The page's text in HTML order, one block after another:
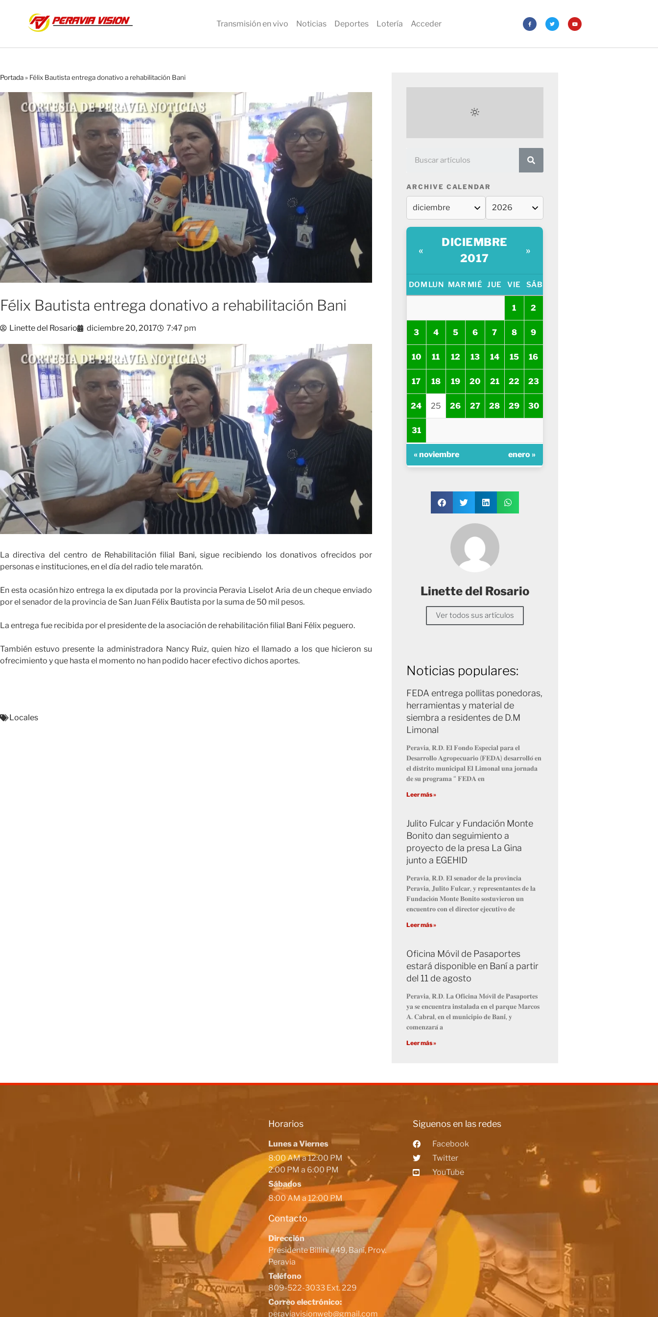
Transmisión en vivo Noticias Deportes Lotería Acceder
Portada» Félix Bautista entrega donativo a rehabilitación Bani
Félix Bautista entrega donativo a rehabilitación Bani
Linette del Rosario diciembre 20, 2017 7:47 pm
La directiva del centro de Rehabilitación filial Bani, sigue recibiendo los donativos ofrecidos por
personas e instituciones, en el día del radio tele maratón.
En esta ocasión hizo entrega la ex diputada por la provincia Peravia Liselot Aria de un cheque enviado
por el senador de la provincia de San Juan Félix Bautista por la suma de 50 mil pesos.
La entrega fue recibida por el presidente de la asociación de rehabilitación filial Bani Félix peguero.
También estuvo presente la administradora Nancy Ruiz, quien hizo el llamado a los que hicieron su
ofrecimiento y que hasta el momento no han podido hacer efectivo dichos aportes.
Locales
ARCHIVE CALENDAR
«
DICIEMBRE
2017
»
DOM LUN MAR MIÉ JUE VIE SÁB
1 2
3 4 5 6 7 8 9
10 11 12 13 14 15 16
17 18 19 20 21 22 23
24 25 26 27 28 29 30
31
« noviembre enero »
Linette del Rosario
Ver todos sus artículos
Noticias populares:
FEDA entrega pollitas ponedoras,
herramientas y material de
siembra a residentes de D.M
Limonal
𝐏𝐞𝐫𝐚𝐯𝐢𝐚, 𝐑.𝐃. 𝐄𝐥 𝐅𝐨𝐧𝐝𝐨 𝐄𝐬𝐩𝐞𝐜𝐢𝐚𝐥 𝐩𝐚𝐫𝐚 𝐞𝐥
𝐃𝐞𝐬𝐚𝐫𝐫𝐨𝐥𝐥𝐨 𝐀𝐠𝐫𝐨𝐩𝐞𝐜𝐮𝐚𝐫𝐢𝐨 (𝐅𝐄𝐃𝐀) 𝐝𝐞𝐬𝐚𝐫𝐫𝐨𝐥𝐥𝐨́ 𝐞𝐧
𝐞𝐥 𝐝𝐢𝐬𝐭𝐫𝐢𝐭𝐨 𝐦𝐮𝐧𝐢𝐜𝐢𝐩𝐚𝐥 𝐄𝐥 𝐋𝐢𝐦𝐨𝐧𝐚𝐥 𝐮𝐧𝐚 𝐣𝐨𝐫𝐧𝐚𝐝𝐚
𝐝𝐞 𝐬𝐮 𝐩𝐫𝐨𝐠𝐫𝐚𝐦𝐚 “ 𝐅𝐄𝐃𝐀 𝐞𝐧
Leer más »
Julito Fulcar y Fundación Monte
Bonito dan seguimiento a
proyecto de la presa La Gina
junto a EGEHID
𝐏𝐞𝐫𝐚𝐯𝐢𝐚, 𝐑.𝐃. 𝐄𝐥 𝐬𝐞𝐧𝐚𝐝𝐨𝐫 𝐝𝐞 𝐥𝐚 𝐩𝐫𝐨𝐯𝐢𝐧𝐜𝐢𝐚
𝐏𝐞𝐫𝐚𝐯𝐢𝐚, 𝐉𝐮𝐥𝐢𝐭𝐨 𝐅𝐮𝐥𝐜𝐚𝐫, 𝐲 𝐫𝐞𝐩𝐫𝐞𝐬𝐞𝐧𝐭𝐚𝐧𝐭𝐞𝐬 𝐝𝐞 𝐥𝐚
𝐅𝐮𝐧𝐝𝐚𝐜𝐢𝐨́𝐧 𝐌𝐨𝐧𝐭𝐞 𝐁𝐨𝐧𝐢𝐭𝐨 𝐬𝐨𝐬𝐭𝐮𝐯𝐢𝐞𝐫𝐨𝐧 𝐮𝐧
𝐞𝐧𝐜𝐮𝐞𝐧𝐭𝐫𝐨 𝐜𝐨𝐧 𝐞𝐥 𝐝𝐢𝐫𝐞𝐜𝐭𝐨𝐫 𝐞𝐣𝐞𝐜𝐮𝐭𝐢𝐯𝐨 𝐝𝐞
Leer más »
Oficina Móvil de Pasaportes
estará disponible en Baní a partir
del 11 de agosto
𝐏𝐞𝐫𝐚𝐯𝐢𝐚, 𝐑.𝐃. 𝐋𝐚 𝐎𝐟𝐢𝐜𝐢𝐧𝐚 𝐌𝐨́𝐯𝐢𝐥 𝐝𝐞 𝐏𝐚𝐬𝐚𝐩𝐨𝐫𝐭𝐞𝐬
𝐲𝐚 𝐬𝐞 𝐞𝐧𝐜𝐮𝐞𝐧𝐭𝐫𝐚 𝐢𝐧𝐬𝐭𝐚𝐥𝐚𝐝𝐚 𝐞𝐧 𝐞𝐥 𝐩𝐚𝐫𝐪𝐮𝐞 𝐌𝐚𝐫𝐜𝐨𝐬
𝐀. 𝐂𝐚𝐛𝐫𝐚𝐥, 𝐞𝐧 𝐞𝐥 𝐦𝐮𝐧𝐢𝐜𝐢𝐩𝐢𝐨 𝐝𝐞 𝐁𝐚𝐧𝐢́, 𝐲
𝐜𝐨𝐦𝐞𝐧𝐳𝐚𝐫𝐚́ 𝐚
Leer más »
Horarios
Lunes a Viernes
8:00 AM a 12:00 PM
2:00 PM a 6:00 PM
Sábados
8:00 AM a 12:00 PM
Contacto
Dirección
Presidente Billini #49, Baní, Prov.
Peravia
Teléfono
809-522-3033 Ext. 229
Correo electrónico:
peraviavisionweb@gmail.com
Siguenos en las redes
Facebook
Twitter
YouTube